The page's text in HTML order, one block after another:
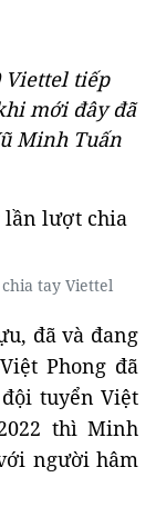
Viettel tiếp
mới đây đã
Minh Tuấn
tay Viettel
đã và đang
Phong đã
tuyển Việt
thì Minh
người hâm